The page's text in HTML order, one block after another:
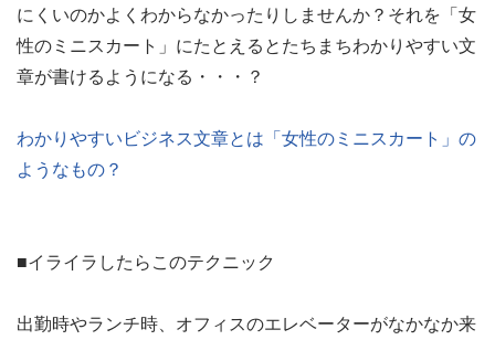
にくいのかよくわからなかったりしませんか？それを「女
性のミニスカート」にたとえるとたちまちわかりやすい文
章が書けるようになる・・・？
わかりやすいビジネス文章とは「女性のミニスカート」の
ようなもの？
■イライラしたらこのテクニック
出勤時やランチ時、オフィスのエレベーターがなかなか来